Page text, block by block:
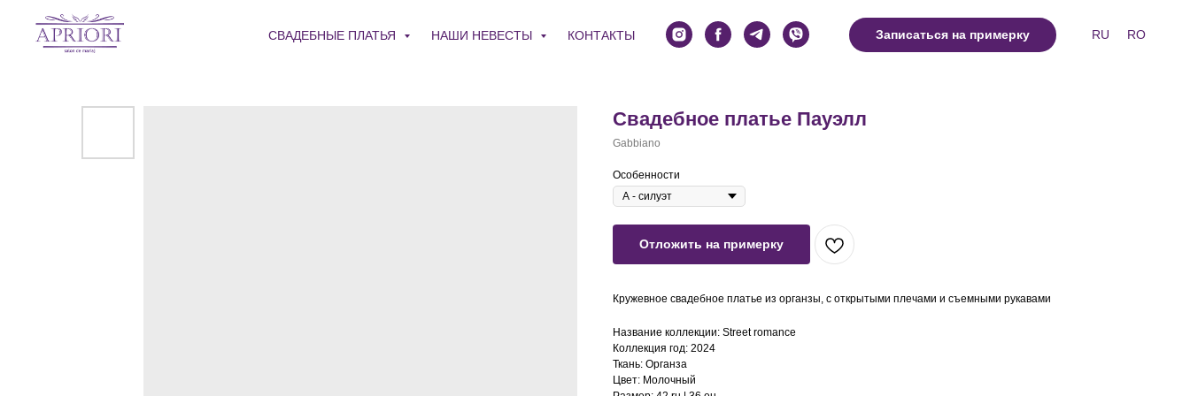
СВАДЕБНЫЕ ПЛАТЬЯ НАШИ НЕВЕСТЫ КОНТАКТЫ Записаться на примерку RU RO
Свадебное платье Пауэлл
Gabbiano
Особенности
Отложить на примерку
Кружевное свадебное платье из органзы, с открытыми плечами и съемными рукавами
Название коллекции: Street romance
Коллекция год: 2024
Ткань: Органза
Цвет: Молочный